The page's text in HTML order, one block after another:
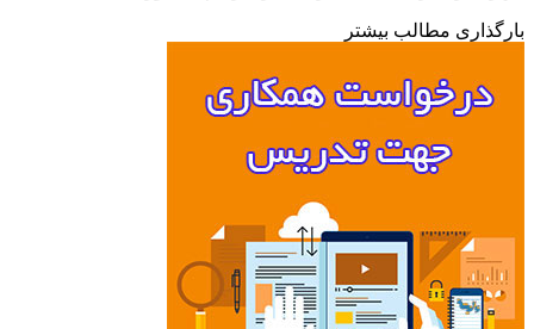
مطالب بیشتر